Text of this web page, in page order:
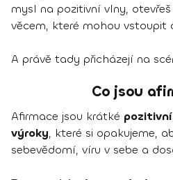
mysl na pozitivní vlny,
věcem, které mohou vstoupit
A právě tady přicházejí na
Co jsou
Afirmace jsou krátké
výroky, které si opakujeme,
sebevědomí, víru v sebe a